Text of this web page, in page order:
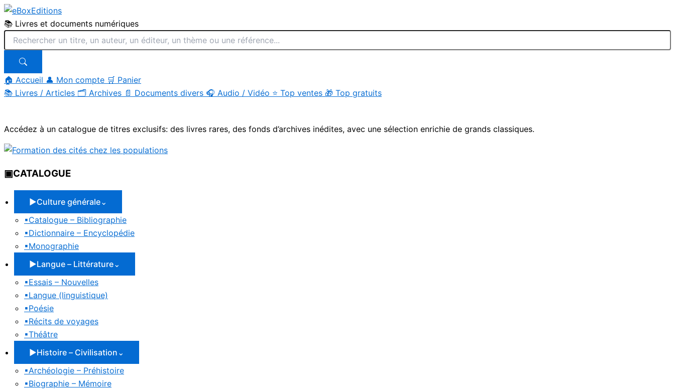
📚 Livres et documents numériques
🏠 Accueil 👤 Mon compte 🛒 Panier
📚 Livres / Articles 🗂 Archives 📄 Documents divers 🎧 Audio / Vidéo ⭐ Top ventes 🎁 Top gratuits
contenu
Accédez à un catalogue de titres exclusifs: des livres rares, des fonds d’archives inédites, avec une sélection enrichie de grands classiques.
▣CATALOGUE
▶Culture générale⌄
▪Catalogue – Bibliographie
▪Dictionnaire – Encyclopédie
▪Monographie
▶Langue – Littérature⌄
▪Essais – Nouvelles
▪Langue (linguistique)
▪Poésie
▪Récits de voyages
▪Théâtre
▶Histoire – Civilisation ⌄
▪Archéologie – Préhistoire
▪Biographie – Mémoire